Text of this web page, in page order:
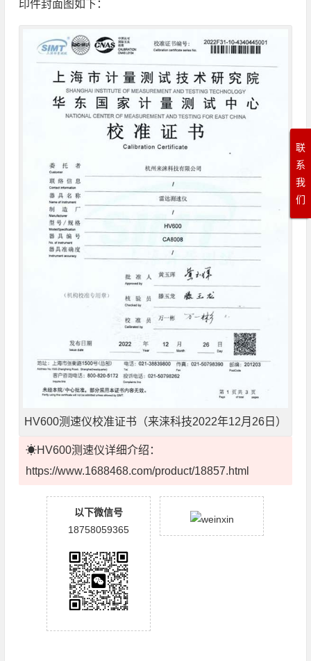
印件封面图如下：
HV600测速仪校准证书（来涞科技2022年12月26日）
☀HV600测速仪详细介绍：
https://www.1688468.com/product/18857.html
以下微信号
18758059365
联
系
我
们